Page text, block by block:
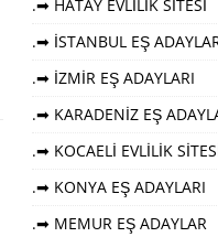
.➡ HATAY EVLİLİK SİTESİ
.➡ İSTANBUL EŞ
.➡ İZMİR EŞ ADAYLARI
.➡ KARADENİZ EŞ
.➡ KOCAELİ EVLİLİK
.➡ KONYA EŞ ADAYLARI
.➡ MEMUR EŞ ADAYLAR